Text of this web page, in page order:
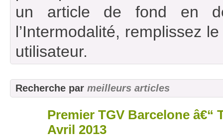
un article de fond en
l’Intermodalité, remplissez
utilisateur.
Recherche par meilleurs articles
Premier TGV Barcelone â€“
Avril 2013